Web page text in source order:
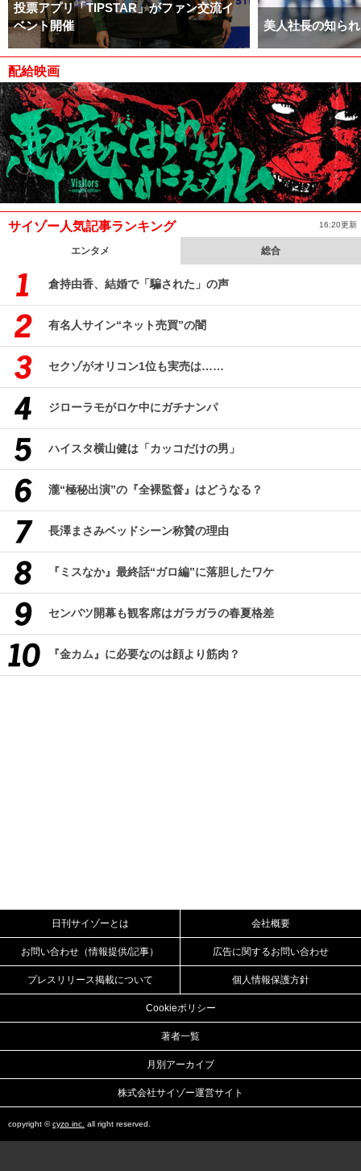
投票アプリ「TIPSTAR」がファン交流イ
ベント開催
美人社長の知ら
配給映画
サイゾー人気記事ランキング 16:20更新
エンタメ 総合
倉持由香、結婚で「騙された」の声
有名人サイン“ネット売買”の闇
セクゾがオリコン1位も実売は……
ジローラモがロケ中にガチナンパ
ハイスタ横山健は「カッコだけの男」
瀧“極秘出演”の『全裸監督』はどうなる？
長澤まさみベッドシーン称賛の理由
『ミスなか』最終話“ガロ編”に落胆したワケ
センバツ開幕も観客席はガラガラの春夏格差
『金カム』に必要なのは顔より筋肉？
日刊サイゾーとは 会社概要
お問い合わせ（情報提供/記事） 広告に関するお問い合わせ
プレスリリース掲載について 個人情報保護方針
Cookieポリシー
著者一覧
月別アーカイブ
株式会社サイゾー運営サイト
copyright ©cyzo inc. all right reserved.